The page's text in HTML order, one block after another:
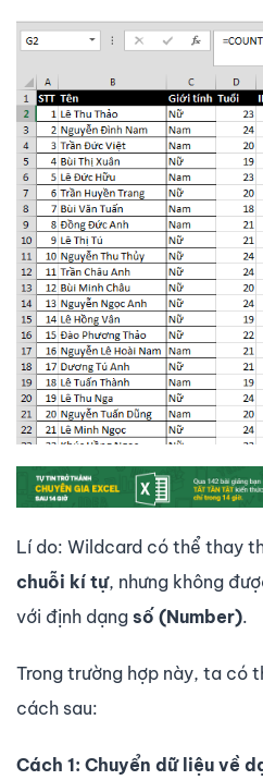
Lí do: Wildcard có thể thay
chuỗi kí tự, nhưng không
với định dạng số (Number).
Trong trường hợp này, ta có
cách sau:
Cách 1: Chuyển dữ liệu về